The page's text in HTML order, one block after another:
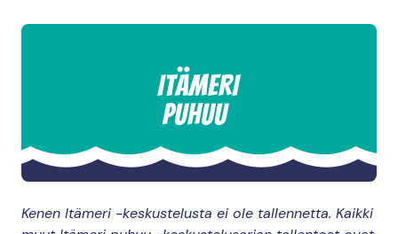
Kenen Itämeri -keskustelusta ei ole tallennetta. Kaikki